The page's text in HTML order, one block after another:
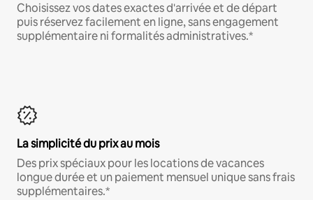
Choisissez vos dates exactes d'arrivée et de départ
puis réservez facilement en ligne, sans engagement
supplémentaire ni formalités administratives.*
La simplicité du prix au mois
Des prix spéciaux pour les locations de vacances
longue durée et un paiement mensuel unique sans frais
supplémentaires.*